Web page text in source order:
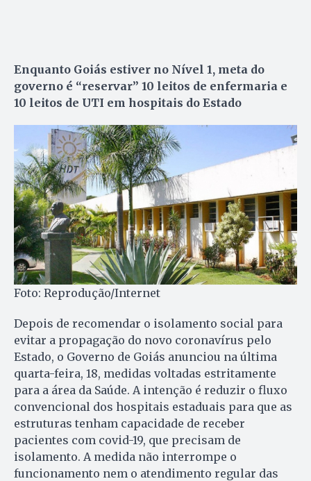
Enquanto Goiás estiver no Nível 1, meta do
governo é “reservar” 10 leitos de enfermaria e
10 leitos de UTI em hospitais do Estado
Foto: Reprodução/Internet
Depois de recomendar o isolamento social para
evitar a propagação do novo coronavírus pelo
Estado, o Governo de Goiás anunciou na última
quarta-feira, 18, medidas voltadas estritamente
para a área da Saúde. A intenção é reduzir o fluxo
convencional dos hospitais estaduais para que as
estruturas tenham capacidade de receber
pacientes com covid-19, que precisam de
isolamento. A medida não interrompe o
funcionamento nem o atendimento regular das